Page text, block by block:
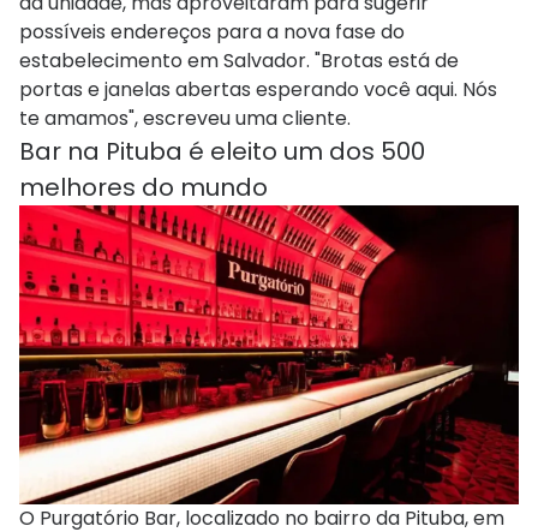
possíveis endereços para a nova fase do
estabelecimento em Salvador. "Brotas está de
portas e janelas abertas esperando você aqui. Nós
te amamos", escreveu uma cliente.
Bar na Pituba é eleito um dos 500
melhores do mundo
O Purgatório Bar, localizado no bairro da Pituba, em